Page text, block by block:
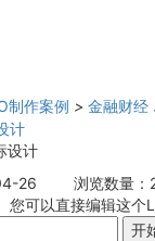
制作案例 > 金融财经
设计
26
浏览数量
您可以直接编辑这个
开